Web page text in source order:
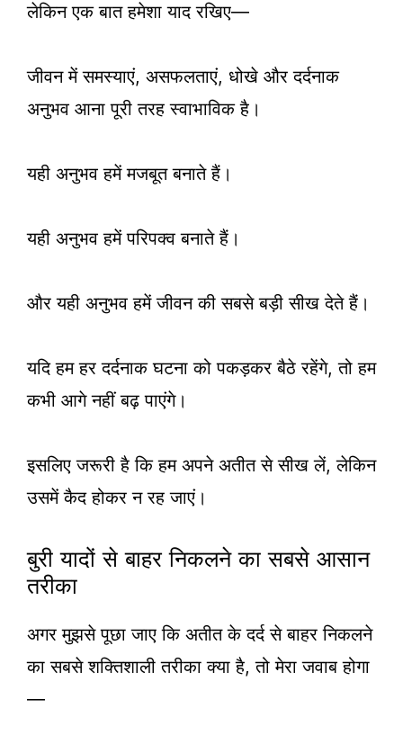
लेकिन एक बात हमेशा याद रखिए—
जीवन में समस्याएं, असफलताएं, धोखे और दर्दनाक
अनुभव आना पूरी तरह स्वाभाविक है।
यही अनुभव हमें मजबूत बनाते हैं।
यही अनुभव हमें परिपक्व बनाते हैं।
और यही अनुभव हमें जीवन की सबसे बड़ी सीख देते हैं।
यदि हम हर दर्दनाक घटना को पकड़कर बैठे रहेंगे, तो हम
कभी आगे नहीं बढ़ पाएंगे।
इसलिए जरूरी है कि हम अपने अतीत से सीख लें, लेकिन
उसमें कैद होकर न रह जाएं।
बुरी यादों से बाहर निकलने का सबसे आसान
तरीका
अगर मुझसे पूछा जाए कि अतीत के दर्द से बाहर निकलने
का सबसे शक्तिशाली तरीका क्या है, तो मेरा जवाब होगा
—